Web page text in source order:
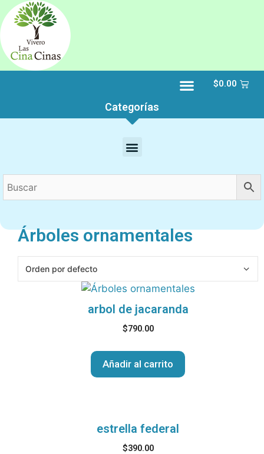
$0.00
Categorías
Árboles ornamentales
arbol de jacaranda
$790.00
Añadir al carrito
estrella federal
$390.00